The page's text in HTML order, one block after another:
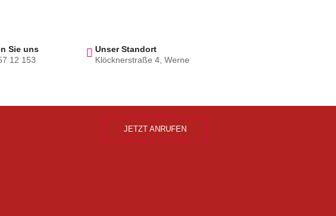
Sie uns
12 153
Unser Standort
Klöcknerstraße 4, Werne
JETZT ANRUFEN